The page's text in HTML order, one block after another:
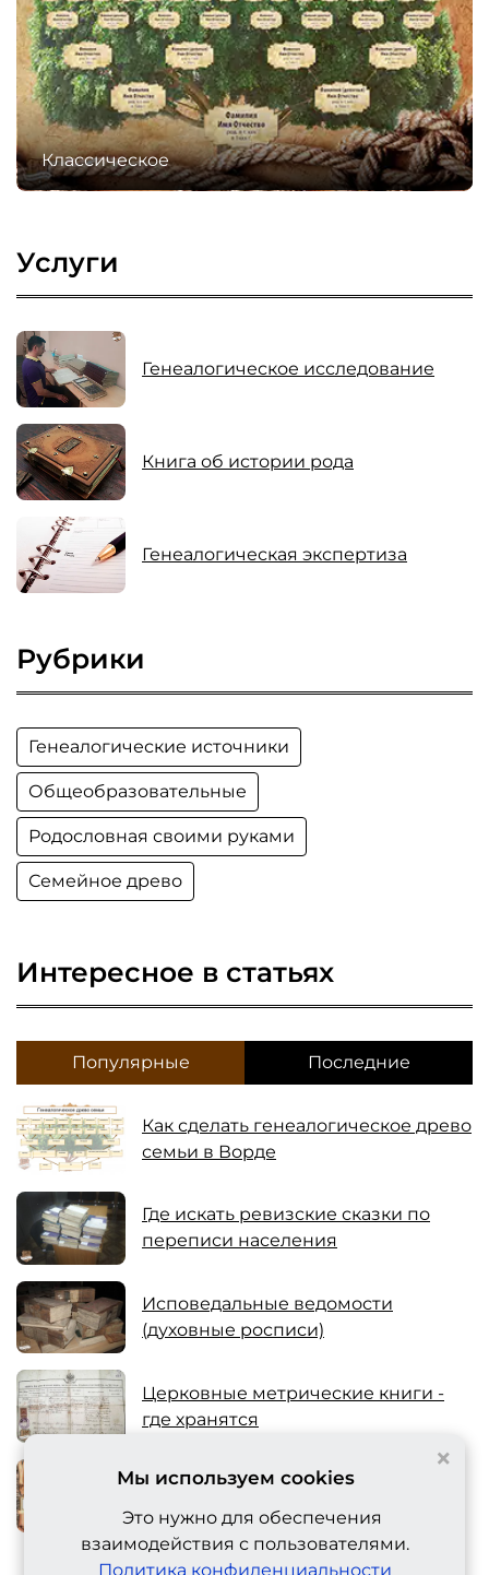
Классическое
Услуги
Генеалогическое исследование
Книга об истории рода
Генеалогическая экспертиза
Рубрики
Генеалогические источники
Общеобразовательные
Родословная своими руками
Семейное древо
Интересное в статьях
Популярные Последние
Как сделать генеалогическое древо
семьи в Ворде
Где искать ревизские сказки по
переписи населения
Исповедальные ведомости
(духовные росписи)
Церковные метрические книги -
где хранятся
Зачем нужна родословная и надо
ли знать предков
×
Мы используем cookies
Это нужно для обеспечения
взаимодействия с пользователями.
Политика конфиденциальности